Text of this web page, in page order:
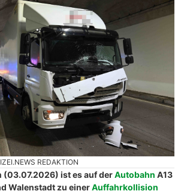
REDAKTION
(03.07.2026) ist es auf derAutobahn A13
Walenstadt zu einerAuffahrkollision